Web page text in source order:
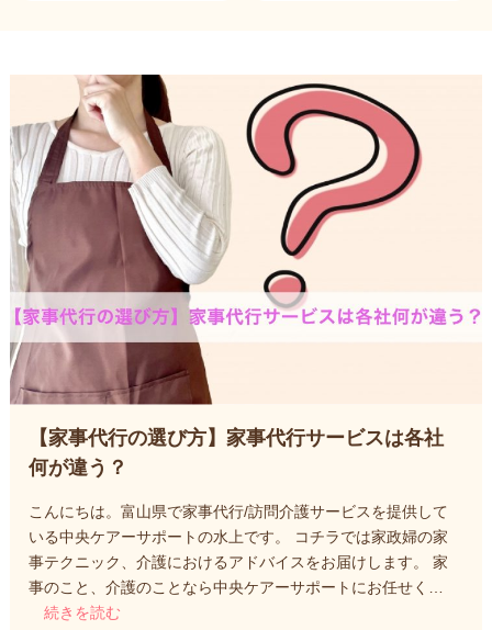
【家事代行の選び方】家事代行サービスは各社
何が違う？
こんにちは。富山県で家事代行/訪問介護サービスを提供して
いる中央ケアーサポートの水上です。 コチラでは家政婦の家
事テクニック、介護におけるアドバイスをお届けします。 家
事のこと、介護のことなら中央ケアーサポートにお任せく…
続きを読む